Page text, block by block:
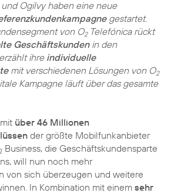
Ogilvy haben eine neue
gestartet.
von O2Telefónica rückt
Geschäftskundenin den
ihre individuelle
mit verschiedenen Lösungen von O2
Kampagne läuft über das gesamte
über 46 Millionen
der größte Mobilfunkanbieter
Business, die Geschäftskundensparte
will nun noch mehr
von sich überzeugen und weitere
In Kombination mit einem sehr